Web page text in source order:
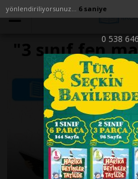
yönlendiriliyorsunuz... 6 saniye
0 538
"3 sınıf fen
testi çöz" ile